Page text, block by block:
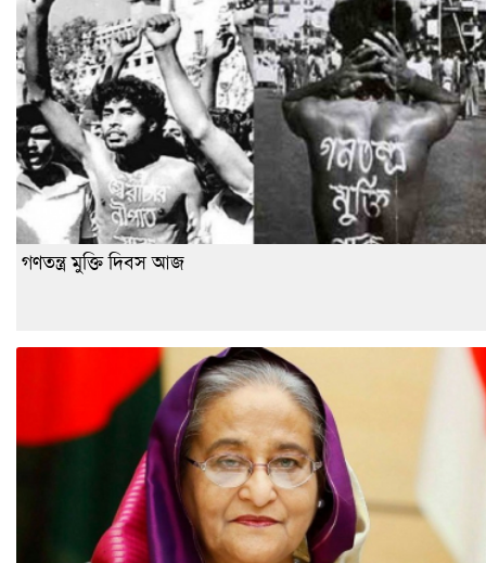
গণতন্ত্র মুক্তি দিবস আজ